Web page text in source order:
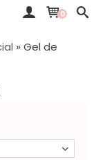
0
» Gel de